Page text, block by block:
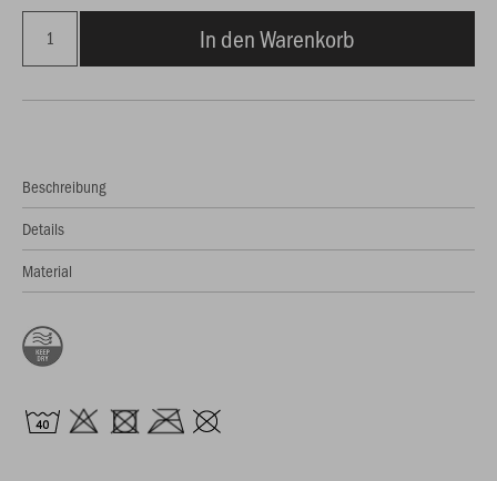
In den Warenkorb
Beschreibung
Details
Material